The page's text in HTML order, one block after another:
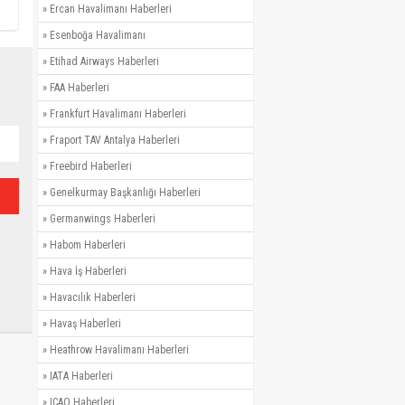
» Ercan Havalimanı Haberleri
» Esenboğa Havalimanı
» Etihad Airways Haberleri
» FAA Haberleri
» Frankfurt Havalimanı Haberleri
» Fraport TAV Antalya Haberleri
» Freebird Haberleri
» Genelkurmay Başkanlığı Haberleri
» Germanwings Haberleri
» Habom Haberleri
» Hava İş Haberleri
» Havacılık Haberleri
» Havaş Haberleri
» Heathrow Havalimanı Haberleri
» IATA Haberleri